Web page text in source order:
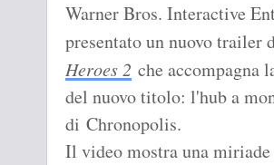
Warner Bros. Interactive
presentato un nuovo trailer
Heroes 2 che accompagna
del nuovo titolo: l'hub a
di Chronopolis.
Il video mostra una